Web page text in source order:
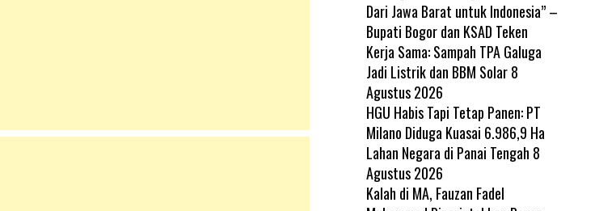
Dari Jawa Barat untuk Indonesia” –
Bupati Bogor dan KSAD Teken
Kerja Sama: Sampah TPA Galuga
Jadi Listrik dan BBM Solar 8
Agustus 2026
HGU Habis Tapi Tetap Panen: PT
Milano Diduga Kuasai 6.986,9 Ha
Lahan Negara di Panai Tengah 8
Agustus 2026
Kalah di MA, Fauzan Fadel